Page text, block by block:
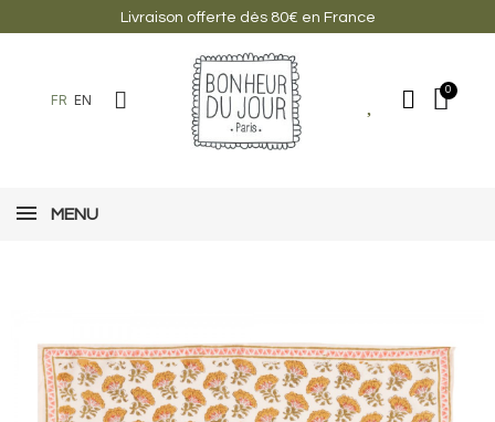
Livraison offerte dès 80€ en France
FR EN
MENU